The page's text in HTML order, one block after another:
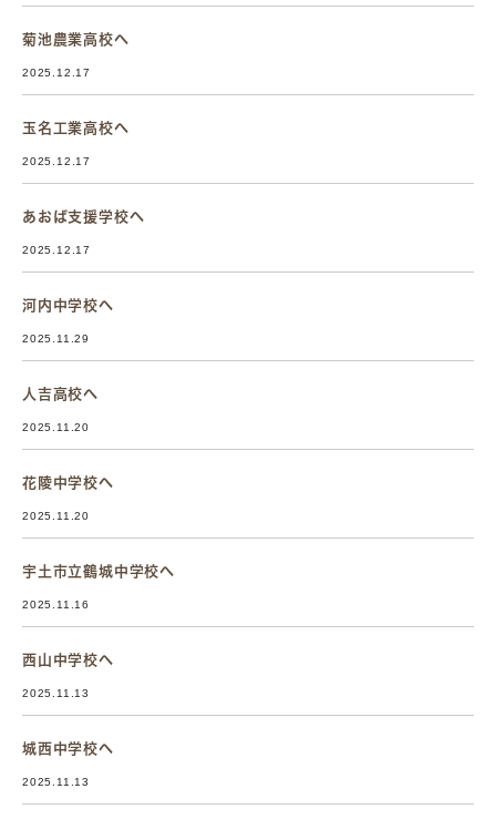
菊池農業高校へ
2025.12.17
玉名工業高校へ
2025.12.17
あおば支援学校へ
2025.12.17
河内中学校へ
2025.11.29
人吉高校へ
2025.11.20
花陵中学校へ
2025.11.20
宇土市立鶴城中学校へ
2025.11.16
西山中学校へ
2025.11.13
城西中学校へ
2025.11.13